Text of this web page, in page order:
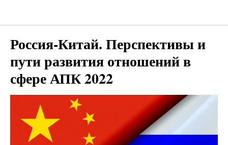
Россия-Китай. Перспективы и
пути развития отношений в
сфере АПК 2022